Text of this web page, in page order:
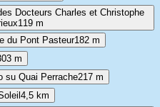
Docteurs Charles et Christophe
119 m
du Pont Pasteur182 m
m
su Quai Perrache217 m
4,5 km